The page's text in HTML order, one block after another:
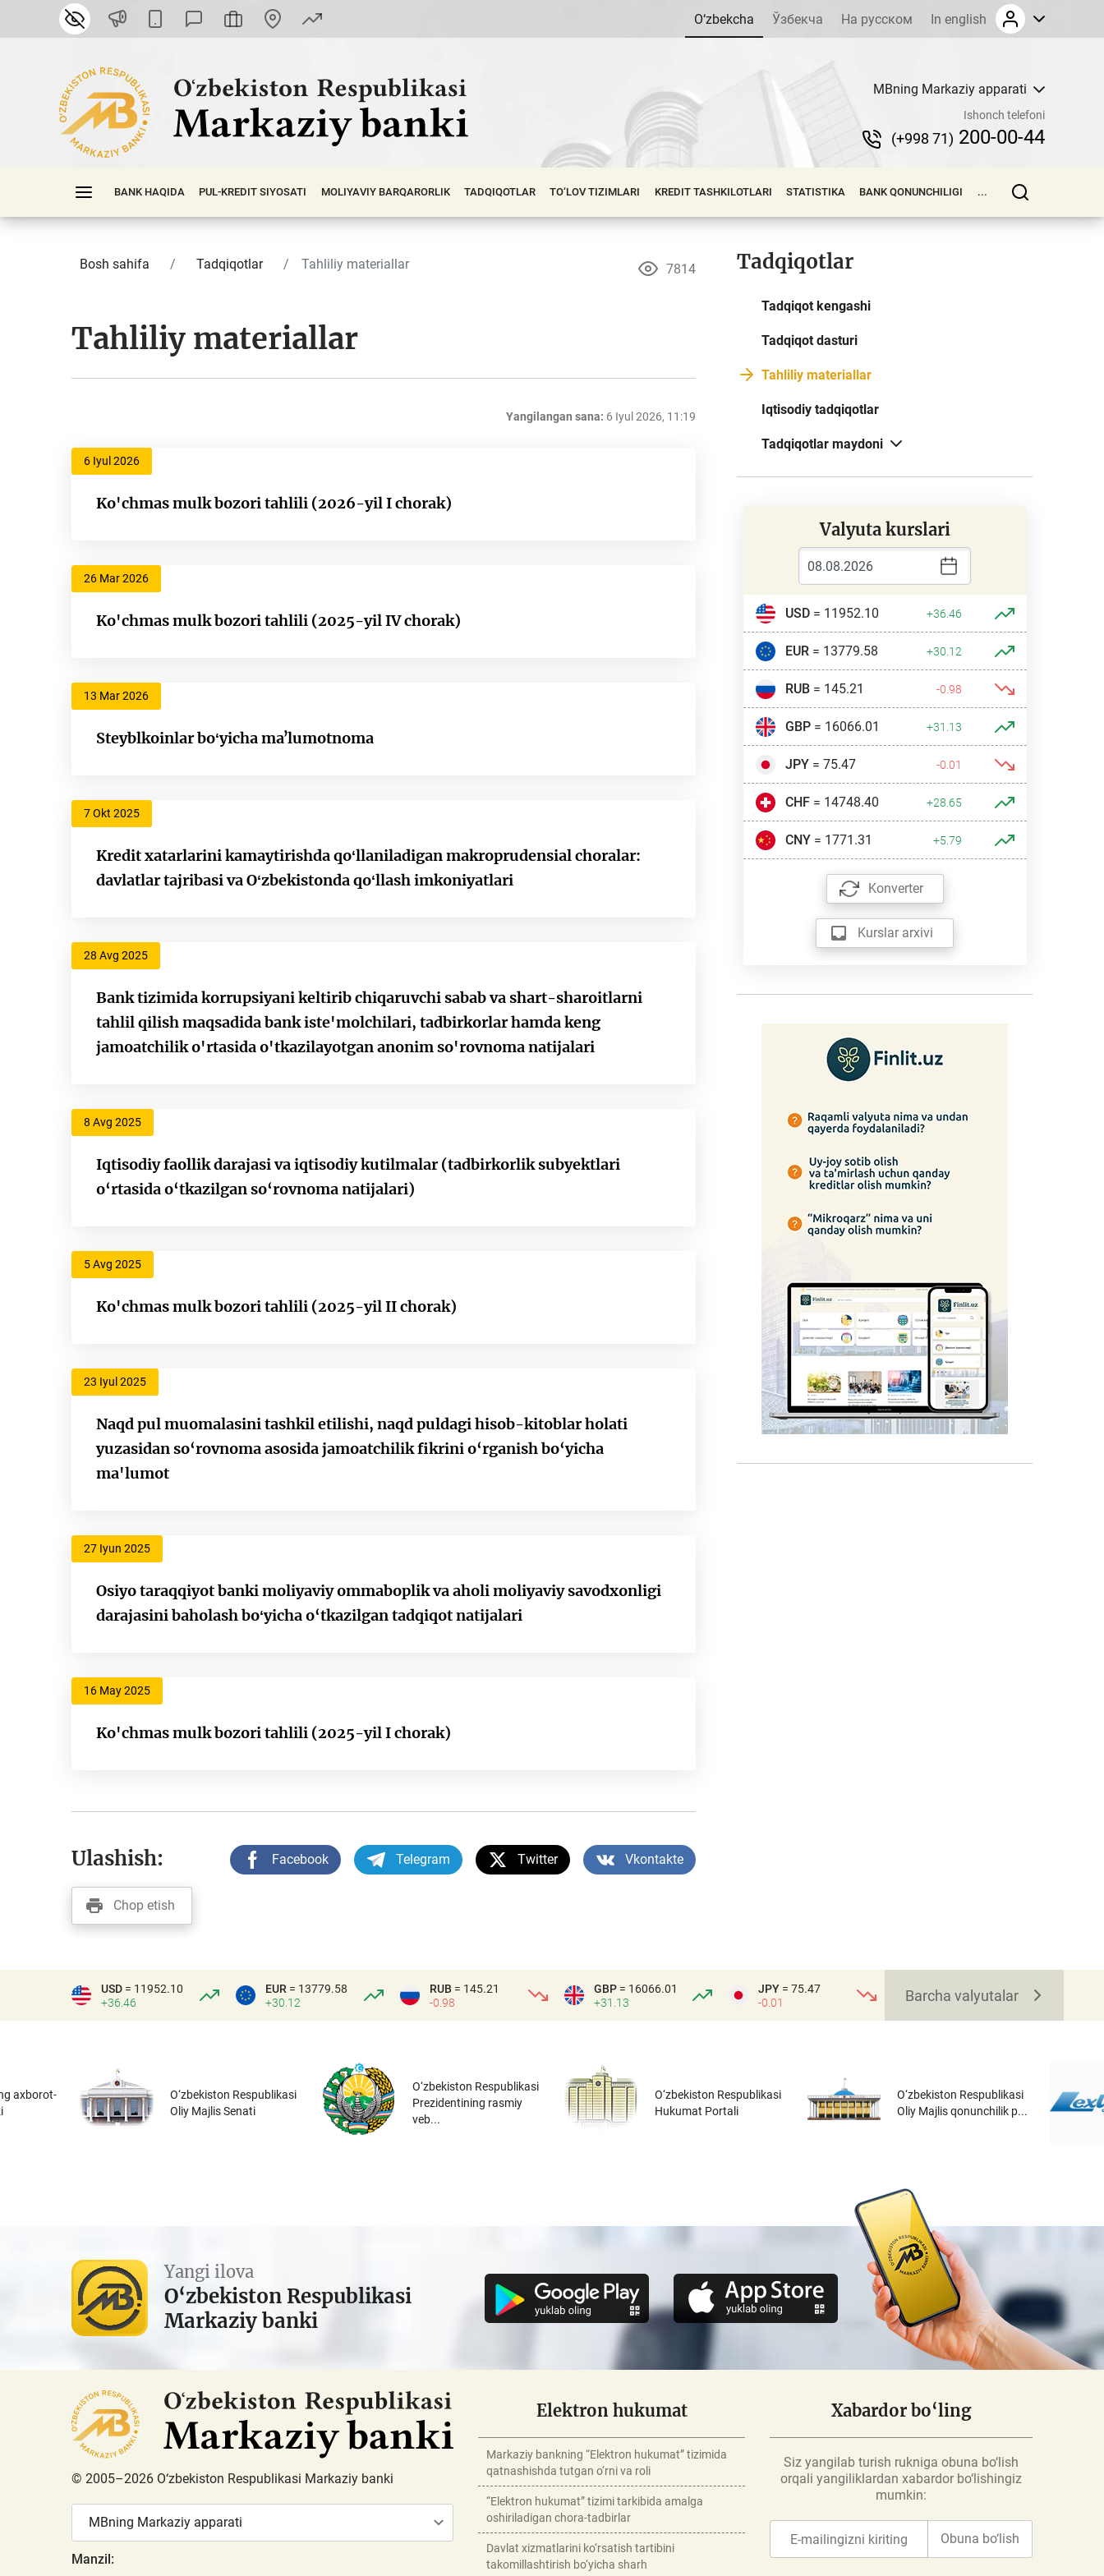
O‘zbekcha Ўзбекча На русском In english
MBning Markaziy apparati
Ishonch telefoni
(+998 71) 200-00-44
BANK HAQIDA PUL-KREDIT SIYOSATI MOLIYAVIY BАRQАRОRLIK TADQIQOTLAR TO‘LOV TIZIMLARI KREDIT TASHKILOTLARI STATISTIKA BANK QONUNCHILIGI ...
Bosh sahifa Tadqiqotlar Tahliliy materiallar 7814
Tahliliy materiallar
Yangilangan sana: 6 Iyul 2026, 11:19
6 Iyul 2026
Ko'chmas mulk bozori tahlili (2026-yil I chorak)
26 Mar 2026
Ko'chmas mulk bozori tahlili (2025-yil IV chorak)
13 Mar 2026
Steyblkoinlar boʻyicha maʼlumotnoma
7 Okt 2025
Kredit xatarlarini kamaytirishda qoʻllaniladigan makroprudensial choralar:
davlatlar tajribasi va Oʻzbekistonda qoʻllash imkoniyatlari
28 Avg 2025
Bank tizimida korrupsiyani keltirib chiqaruvchi sabab va shart-sharoitlarni
tahlil qilish maqsadida bank iste'molchilari, tadbirkorlar hamda keng
jamoatchilik o'rtasida o'tkazilayotgan anonim so'rovnoma natijalari
8 Avg 2025
Iqtisodiy faollik darajasi va iqtisodiy kutilmalar (tadbirkorlik subyektlari
o‘rtasida o‘tkazilgan so‘rovnoma natijalari)
5 Avg 2025
Ko'chmas mulk bozori tahlili (2025-yil II chorak)
23 Iyul 2025
Naqd pul muomalasini tashkil etilishi, naqd puldagi hisob-kitoblar holati
yuzasidan so‘rovnoma asosida jamoatchilik fikrini o‘rganish bo‘yicha
ma'lumot
27 Iyun 2025
Osiyo taraqqiyot banki moliyaviy ommaboplik va aholi moliyaviy savodxonligi
darajasini baholash boʻyicha o‘tkazilgan tadqiqot natijalari
16 May 2025
Ko'chmas mulk bozori tahlili (2025-yil I chorak)
Ulashish: Facebook Telegram Twitter Vkontakte
Chop etish
Tadqiqotlar
Tadqiqot kengashi
Tadqiqot dasturi
Tahliliy materiallar
Iqtisodiy tadqiqotlar
Tadqiqotlar maydoni
Valyuta kurslari
USD= 11952.10 +36.46
EUR= 13779.58 +30.12
RUB= 145.21 -0.98
GBP= 16066.01 +31.13
JPY= 75.47 -0.01
CHF= 14748.40 +28.65
CNY= 1771.31 +5.79
Konverter
Kurslar arxivi
USD = 11952.10
+36.46
EUR = 13779.58
+30.12
RUB = 145.21
-0.98
GBP = 16066.01
+31.13
JPY = 75.47
-0.01
Barcha valyutalar
axborot-
O‘zbekiston Respublikasi
Oliy Majlis Senati
O‘zbekiston Respublikasi
Prezidentining rasmiy
veb...
O‘zbekiston Respublikasi
Hukumat Portali
O‘zbekiston Respublikasi
Oliy Majlis qonunchilik p...
Yangi ilova
O‘zbekiston Respublikasi
Markaziy banki
© 2005–2026 O‘zbekiston Respublikasi Markaziy banki
MBning Markaziy apparati
Manzil:
Elektron hukumat
Markaziy bankning “Elektron hukumat” tizimida
qatnashishda tutgan o‘rni va roli
“Elektron hukumat” tizimi tarkibida amalga
oshiriladigan chora-tadbirlar
Davlat xizmatlarini ko‘rsatish tartibini
takomillashtirish bo‘yicha sharh
Xabardor bo‘ling
Siz yangilab turish rukniga obuna bo‘lish
orqali yangiliklardan xabardor bo‘lishingiz
mumkin:
Obuna bo‘lish